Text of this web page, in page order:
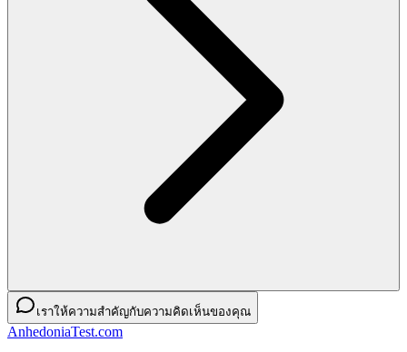
เราให้ความสำคัญกับความคิดเห็นของคุณ
AnhedoniaTest.com